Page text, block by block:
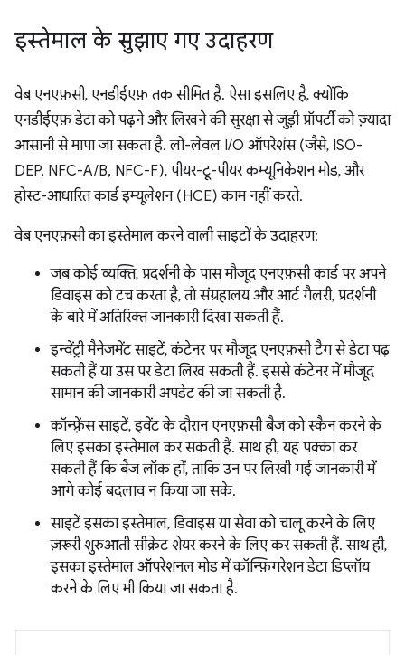
इस्तेमाल के सुझाए गए उदाहरण
वेब एनएफ़सी, एनडीईएफ़ तक सीमित है. ऐसा इसलिए है, क्योंकि
एनडीईएफ़ डेटा को पढ़ने और लिखने की सुरक्षा से जुड़ी प्रॉपर्टी को ज़्यादा
आसानी से मापा जा सकता है. लो-लेवल I/O ऑपरेशंस (जैसे, ISO-
DEP, NFC-A/B, NFC-F), पीयर-टू-पीयर कम्यूनिकेशन मोड, और
होस्ट-आधारित कार्ड इम्यूलेशन (HCE) काम नहीं करते.
वेब एनएफ़सी का इस्तेमाल करने वाली साइटों के उदाहरण:
जब कोई व्यक्ति, प्रदर्शनी के पास मौजूद एनएफ़सी कार्ड पर अपने
डिवाइस को टच करता है, तो संग्रहालय और आर्ट गैलरी, प्रदर्शनी
के बारे में अतिरिक्त जानकारी दिखा सकती हैं.
इन्वेंट्री मैनेजमेंट साइटें, कंटेनर पर मौजूद एनएफ़सी टैग से डेटा पढ़
सकती हैं या उस पर डेटा लिख सकती हैं. इससे कंटेनर में मौजूद
सामान की जानकारी अपडेट की जा सकती है.
कॉन्फ़्रेंस साइटें, इवेंट के दौरान एनएफ़सी बैज को स्कैन करने के
लिए इसका इस्तेमाल कर सकती हैं. साथ ही, यह पक्का कर
सकती हैं कि बैज लॉक हों, ताकि उन पर लिखी गई जानकारी में
आगे कोई बदलाव न किया जा सके.
साइटें इसका इस्तेमाल, डिवाइस या सेवा को चालू करने के लिए
ज़रूरी शुरुआती सीक्रेट शेयर करने के लिए कर सकती हैं. साथ ही,
इसका इस्तेमाल ऑपरेशनल मोड में कॉन्फ़िगरेशन डेटा डिप्लॉय
करने के लिए भी किया जा सकता है.